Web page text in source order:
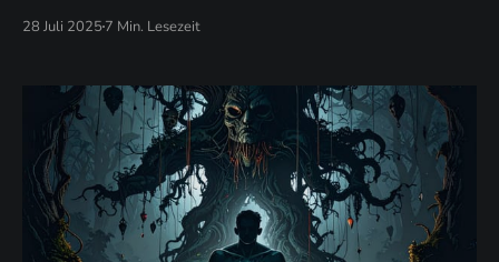
28 Juli 2025 7 Min. Lesezeit